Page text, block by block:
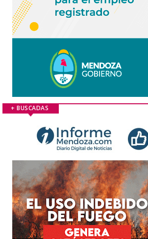
+ BUSCADAS